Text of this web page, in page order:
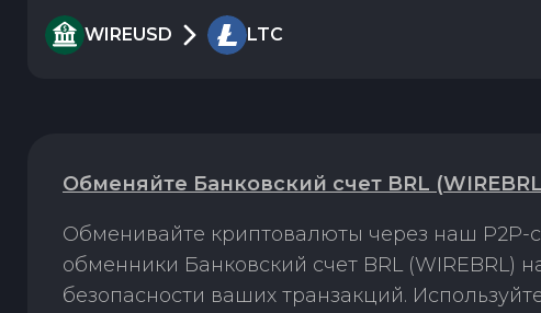
WIREUSD LTC
Обменяйте Банковский счет BRL
Обменивайте криптовалюты через наш P2P-
обменники Банковский счет BRL (WIREBRL)
безопасности ваших транзакций.